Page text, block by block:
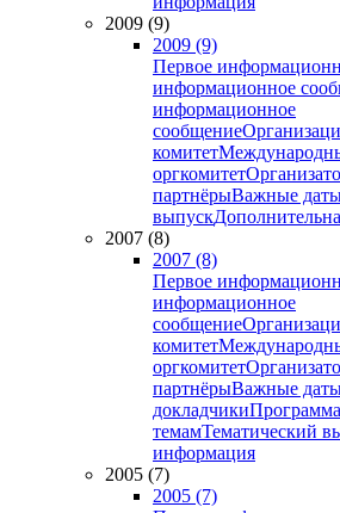
2009 (9)
2009 (9)
Первое
информационное
информационное
сообщение
комитет
оргкомитет
партнёрыВажные
выпуск
2007 (8)
2007 (8)
Первое
информационное
сообщение
комитет
оргкомитет
партнёрыВажные
докладчикиПрограмма
темамТематический
информация
2005 (7)
2005 (7)